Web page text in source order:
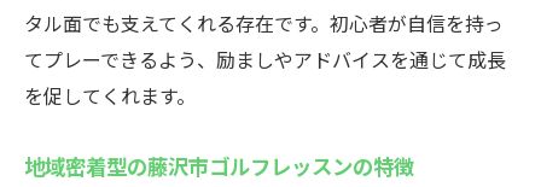
リット
藤沢市のインストラクターから学ぶゴルフ
の基礎
藤沢市のゴルフレッスンで得られるプロの
タル面でも支えてくれる存在です。初心者が自信を持っ
てプレーできるよう、励ましやアドバイスを通じて成長
を促してくれます。
地域密着型の藤沢市ゴルフレッスンの特徴